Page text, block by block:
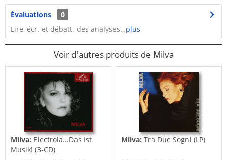
Évaluations
0
Lire, écr. et débatt. des analyses…plus
Voir d'autres produits de Milva
Milva: Electrola...Das Ist
Musik! (3-CD)
Milva: Tra Due Sogni (LP)